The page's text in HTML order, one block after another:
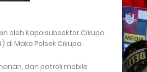
oleh Kapolsubsektor Cikupa
di Mako Polsek Cikupa.
dan patroli mobile